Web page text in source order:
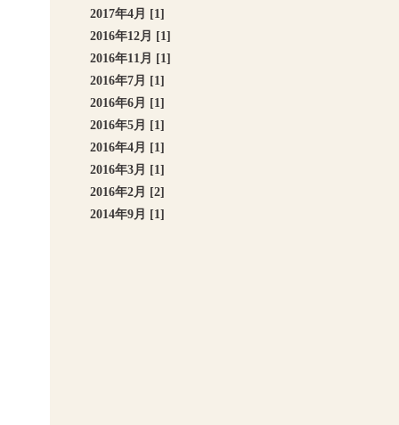
2017年4月 [1]
2016年12月 [1]
2016年11月 [1]
2016年7月 [1]
2016年6月 [1]
2016年5月 [1]
2016年4月 [1]
2016年3月 [1]
2016年2月 [2]
2014年9月 [1]